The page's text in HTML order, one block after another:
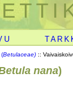
(Betulaceae) ::
nana)